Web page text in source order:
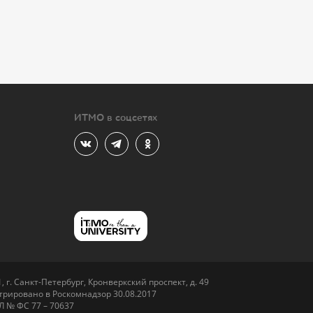
ИТМО в соцсетях
Санкт-Петербург, Кронверкский проспект, д. 49
в Роскомнадзор 30.08.2017
№ ФС 77 – 70637